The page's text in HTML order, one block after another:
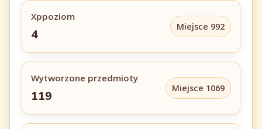
Xppoziom
4
Miejsce 992
Wytworzone przedmioty
119
Miejsce 1069